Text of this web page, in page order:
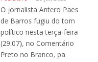
O jornalista Antero Paes
de Barros fugiu do tom
político nesta terça-feira
(29.07), no Comentário
Preto no Branco, pa